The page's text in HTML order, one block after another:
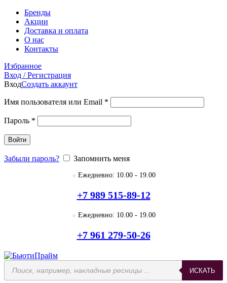
Бренды
Акции
Доставка и оплата
О нас
Контакты
Избранное
Вход / Регистрация
ВходСоздать аккаунт
Имя пользователя или Email *
Пароль *
Войти
Забыли пароль? Запомнить меня
● Ежедневно: 10.00 - 19.00
+7 989 515-89-12
● Ежедневно: 10.00 - 19.00
+7 961 279-50-26
ИСКАТЬ